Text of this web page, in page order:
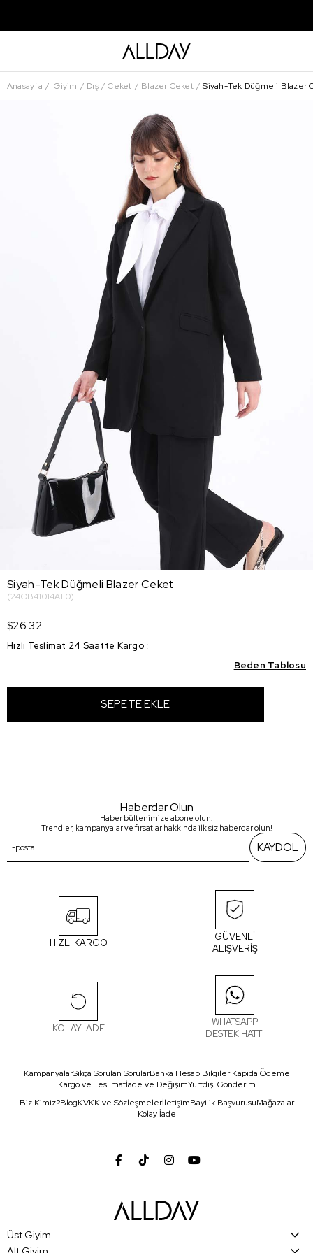
Anasayfa Giyim Dış Ceket Blazer Ceket Siyah-Tek Düğmeli Blazer
Siyah-Tek Düğmeli Blazer Ceket
(24OB41014AL0)
$26.32
Hızlı Teslimat 24 Saatte Kargo :
Beden Tablosu
Haberdar Olun
Haber bültenimize abone olun!
Trendler, kampanyalar ve fırsatlar hakkında ilk siz haberdar olun!
KAYDOL
HIZLI KARGO
GÜVENLİ
ALIŞVERİŞ
KOLAY İADE
WHATSAPP
DESTEK HATTI
KampanyalarSıkça Sorulan SorularBanka Hesap BilgileriKapıda Ödeme
Kargo ve Teslimatİade ve DeğişimYurtdışı Gönderim
Biz Kimiz?BlogKVKK ve SözleşmelerİletişimBayilik BaşvurusuMağazalar
Kolay İade
Üst Giyim